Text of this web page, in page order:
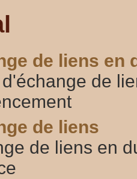
de liens en
de
de liens
de liens en